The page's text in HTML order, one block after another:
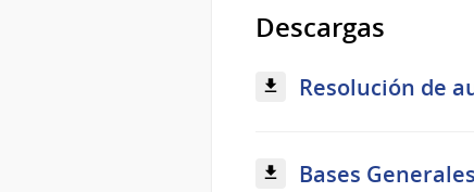
Descargas
Resolución de
Bases